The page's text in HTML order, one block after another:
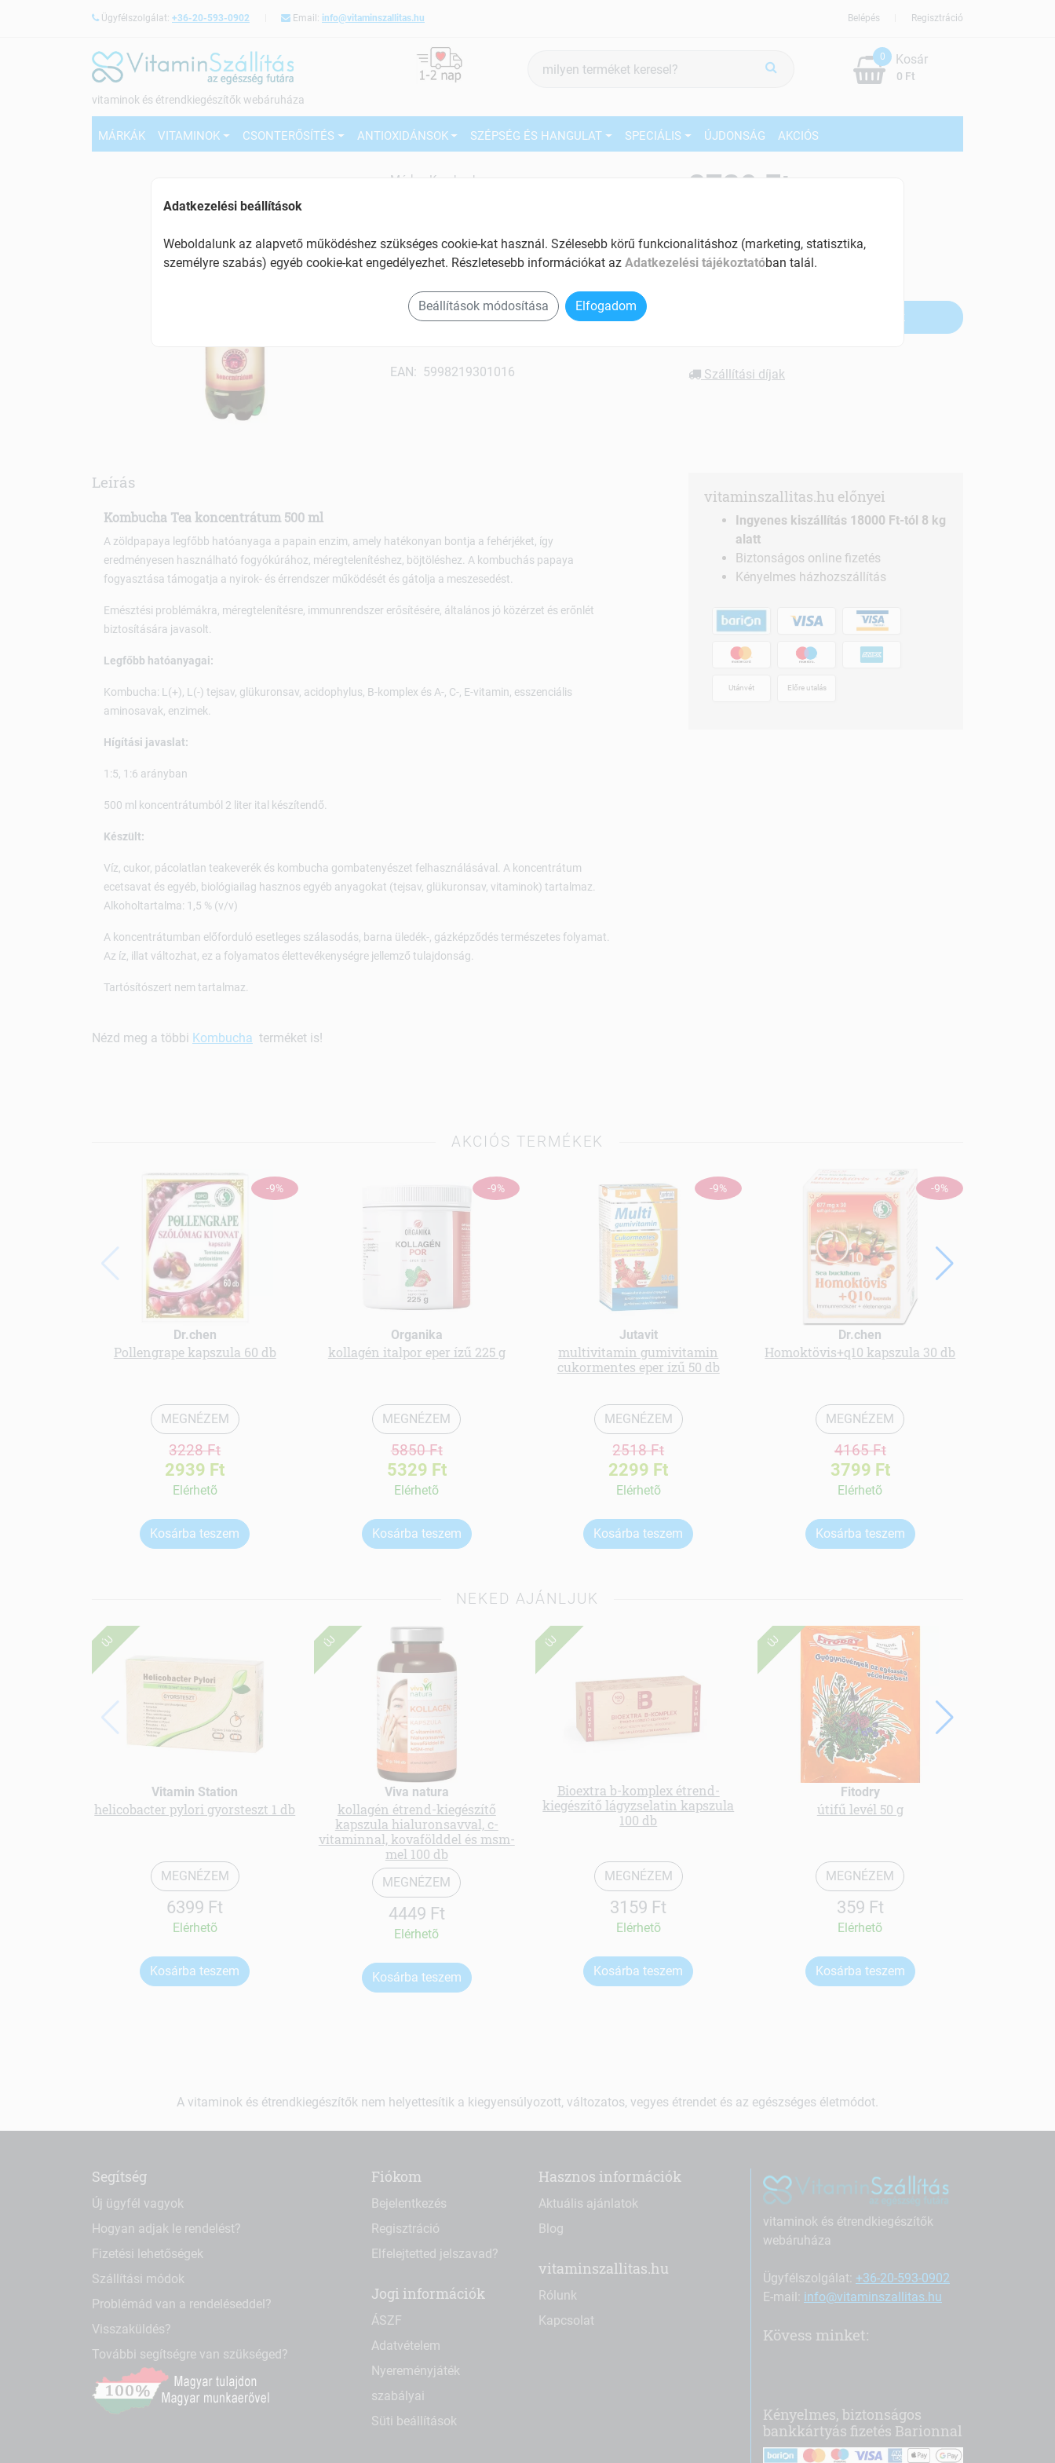
Ügyfélszolgálat: +36-20-593-0902 Email: info@vitaminszallitas.hu Regisztráció
Belépés
vitaminok és étrendkiegészítők webáruháza
keresés
0
0 Ft
Kosár
MÁRKÁK VITAMINOK CSONTERŐSÍTÉS ANTIOXIDÁNSOK SZÉPSÉG ÉS HANGULAT SPECIÁLIS ÚJDONSÁG AKCIÓS
Márka: Kombucha
Emésztés segítő készítmény
Tartalom: 500 ml
Segíti az egészséges súlycsökkentést
Méregtelenítő hatású
EAN: 5998219301016
2739 Ft
Készletinformáció:
Szállítási díjak
Leírás
Kombucha Tea koncentrátum 500 ml
A zöldpapaya legfőbb hatóanyaga a papain enzim, amely hatékonyan bontja a fehérjéket, így
eredményesen használható fogyókúrához, méregtelenítéshez, böjtöléshez. A kombuchás papaya
fogyasztása támogatja a nyirok- és érrendszer működését és gátolja a meszesedést.
Emésztési problémákra, méregtelenítésre, immunrendszer erősítésére, általános jó közérzet és erőnlét
biztosítására javasolt.
Legfőbb hatóanyagai:
Kombucha: L(+), L(-) tejsav, glükuronsav, acidophylus, B-komplex és A-, C-, E-vitamin, esszenciális
aminosavak, enzimek.
Hígítási javaslat:
1:5, 1:6 arányban
500 ml koncentrátumból 2 liter ital készítendő.
Készült:
Víz, cukor, pácolatlan teakeverék és kombucha gombatenyészet felhasználásával. A koncentrátum
ecetsavat és egyéb, biológiailag hasznos egyéb anyagokat (tejsav, glükuronsav, vitaminok) tartalmaz.
Alkoholtartalma: 1,5 % (v/v)
A koncentrátumban előforduló esetleges szálasodás, barna üledék-, gázképződés természetes folyamat.
Az íz, illat változhat, ez a folyamatos élettevékenységre jellemző tulajdonság.
Tartósítószert nem tartalmaz.
Nézd meg a többi Kombucha terméket is!
vitaminszallitas.hu előnyei
Ingyenes kiszállítás 18000 Ft-tól 8 kg
alatt
Biztonságos online fizetés
Kényelmes házhozszállítás
Utánvét Előre utalás
AKCIÓS TERMÉKEK
-9%
Dr.chen
Pollengrape kapszula 60 db
MEGNÉZEM
3228 Ft
2939 Ft
Elérhetõ
Kosárba teszem
-9%
Organika
kollagén italpor eper ízű 225 g
MEGNÉZEM
5850 Ft
5329 Ft
Elérhetõ
Kosárba teszem
-9%
Jutavit
multivitamin gumivitamin
cukormentes eper ízű 50 db
MEGNÉZEM
2518 Ft
2299 Ft
Elérhetõ
Kosárba teszem
-9%
Dr.chen
Homoktövis+q10 kapszula 30 db
MEGNÉZEM
4165 Ft
3799 Ft
Elérhetõ
Kosárba teszem
NEKED AJÁNLJUK
ÚJ
Vitamin Station
helicobacter pylori gyorsteszt 1 db
MEGNÉZEM
6399 Ft
Elérhetõ
Kosárba teszem
ÚJ
Viva natura
kollagén étrend-kiegészítő
kapszula hialuronsavval, c-
vitaminnal, kovafölddel és msm-
mel 100 db
MEGNÉZEM
4449 Ft
Elérhetõ
Kosárba teszem
ÚJ
Bioextra b-komplex étrend-
kiegészítő lágyzselatin kapszula
100 db
MEGNÉZEM
3159 Ft
Elérhetõ
Kosárba teszem
ÚJ
Fitodry
útifű levél 50 g
MEGNÉZEM
359 Ft
Elérhetõ
Kosárba teszem
A vitaminok és étrendkiegészítők nem helyettesítik a kiegyensúlyozott, változatos, vegyes étrendet és az egészséges életmódot.
Segítség
Új ügyfél vagyok
Hogyan adjak le rendelést?
Fizetési lehetőségek
Szállítási módok
Problémád van a rendeléseddel?
Visszaküldés?
További segítségre van szükséged?
Fiókom
Bejelentkezés
Regisztráció
Elfelejtetted jelszavad?
Jogi információk
ÁSZF
Adatvételem
Nyereményjáték
szabályai
Süti beállítások
Hasznos információk
Aktuális ajánlatok
Blog
vitaminszallitas.hu
Rólunk
Kapcsolat
vitaminok és étrendkiegészítők
webáruháza
Ügyfélszolgálat: +36-20-593-0902
E-mail: info@vitaminszallitas.hu
Kövess minket:
Kényelmes, biztonságos
bankkártyás fizetés Barionnal
Adatkezelési beállítások
Weboldalunk az alapvető működéshez szükséges cookie-kat használ. Szélesebb körű funkcionalitáshoz (marketing, statisztika,
személyre szabás) egyéb cookie-kat engedélyezhet. Részletesebb információkat az Adatkezelési tájékoztatóban talál.
Beállítások módosítása Elfogadom